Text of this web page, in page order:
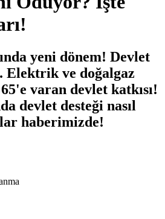
yeni dönem! Devlet
Elektrik ve doğalgaz
varan devlet katkısı!
devlet desteği nasıl
haberimizde!